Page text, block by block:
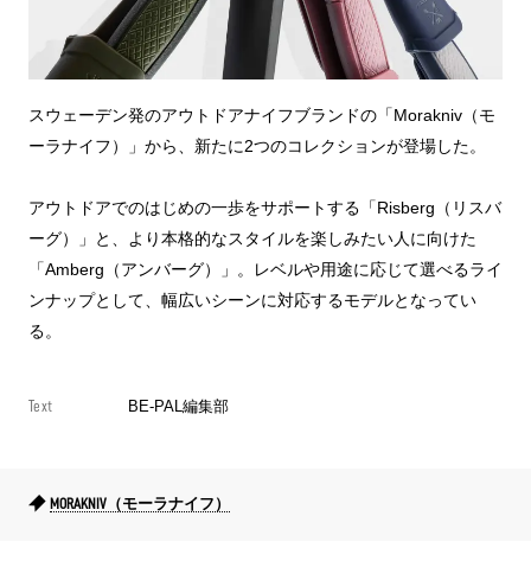
スウェーデン発のアウトドアナイフブランドの「Morakniv（モ
ーラナイフ）」から、新たに2つのコレクションが登場した。
アウトドアでのはじめの一歩をサポートする「Risberg（リスバ
ーグ）」と、より本格的なスタイルを楽しみたい人に向けた
「Amberg（アンバーグ）」。レベルや用途に応じて選べるライ
ンナップとして、幅広いシーンに対応するモデルとなってい
る。
Text BE-PAL編集部
MORAKNIV（モーラナイフ）